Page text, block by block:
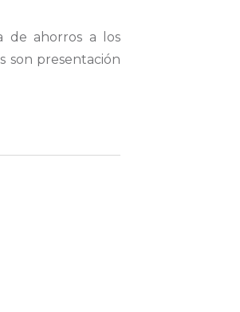
de ahorros a los
son presentación